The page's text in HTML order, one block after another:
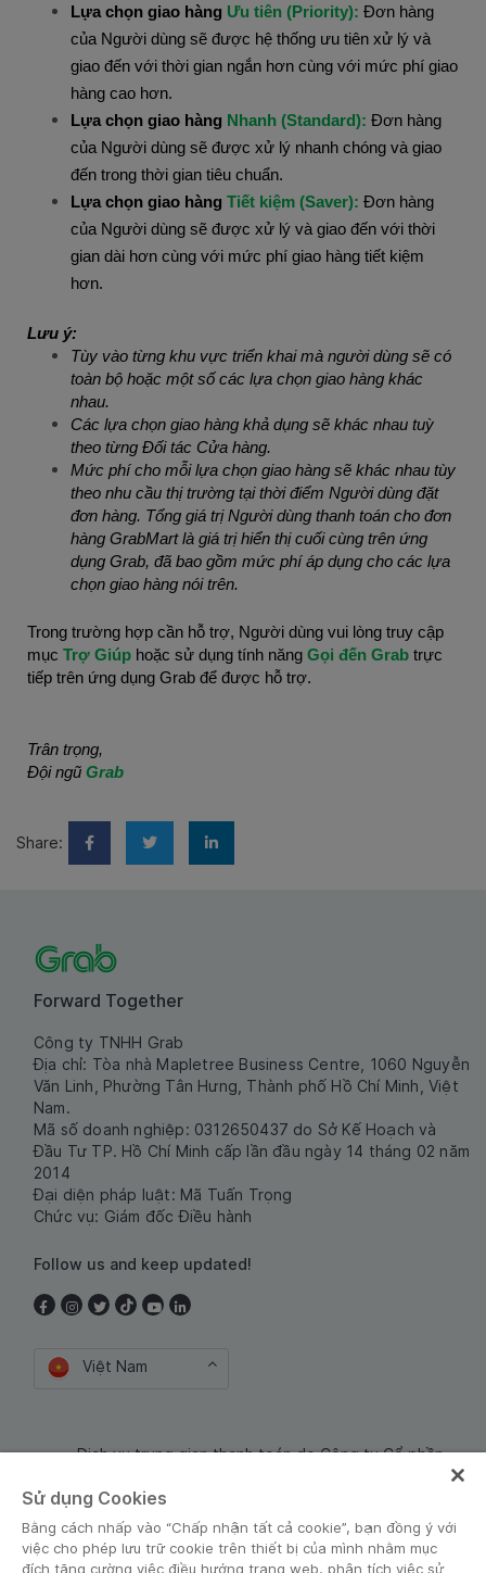
Lựa chọn giao hàng Ưu tiên (Priority): Đơn hàng
của Người dùng sẽ được hệ thống ưu tiên xử lý và
giao đến với thời gian ngắn hơn cùng với mức phí giao
hàng cao hơn.
Lựa chọn giao hàng Nhanh (Standard): Đơn hàng
của Người dùng sẽ được xử lý nhanh chóng và giao
đến trong thời gian tiêu chuẩn.
Lựa chọn giao hàng Tiết kiệm (Saver): Đơn hàng
của Người dùng sẽ được xử lý và giao đến với thời
gian dài hơn cùng với mức phí giao hàng tiết kiệm
hơn.
Lưu ý:
Tùy vào từng khu vực triển khai mà người dùng sẽ có
toàn bộ hoặc một số các lựa chọn giao hàng khác
nhau.
Các lựa chọn giao hàng khả dụng sẽ khác nhau tuỳ
theo từng Đối tác Cửa hàng.
Mức phí cho mỗi lựa chọn giao hàng sẽ khác nhau tùy
theo nhu cầu thị trường tại thời điểm Người dùng đặt
đơn hàng. Tổng giá trị Người dùng thanh toán cho đơn
hàng GrabMart là giá trị hiển thị cuối cùng trên ứng
dụng Grab, đã bao gồm mức phí áp dụng cho các lựa
chọn giao hàng nói trên.
Trong trường hợp cần hỗ trợ, Người dùng vui lòng truy cập
mục Trợ Giúp hoặc sử dụng tính năng Gọi đến Grab trực
tiếp trên ứng dụng Grab để được hỗ trợ.
Trân trọng,
Đội ngũ Grab
Share:
Forward Together
Công ty TNHH Grab
Địa chỉ: Tòa nhà Mapletree Business Centre, 1060 Nguyễn
Văn Linh, Phường Tân Hưng, Thành phố Hồ Chí Minh, Việt
Nam.
Mã số doanh nghiệp: 0312650437 do Sở Kế Hoạch và
Đầu Tư TP. Hồ Chí Minh cấp lần đầu ngày 14 tháng 02 năm
2014
Đại diện pháp luật: Mã Tuấn Trọng
Chức vụ: Giám đốc Điều hành
Follow us and keep updated!
Việt Nam
Dịch vụ trung gian thanh toán do Công ty Cổ phần
Sử dụng Cookies
Bằng cách nhấp vào “Chấp nhận tất cả cookie”, bạn đồng ý với
việc cho phép lưu trữ cookie trên thiết bị của mình nhằm mục
đích tăng cường việc điều hướng trang web, phân tích việc sử